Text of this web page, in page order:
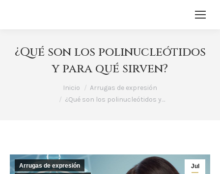
¿Qué son los polinucleótidos
y para qué sirven?
Inicio
Arrugas de expresión
¿Qué son los polinucleótidos y…
Jul
Arrugas de expresión